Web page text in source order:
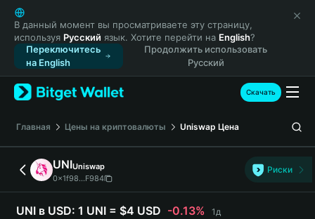
English
日本語
Tiếng Việt
Русский
Español (Latinoamérica)
Türkçe
Français
Deutsch
简体中文
繁體中文
Português (Portugal)
Bahasa Indonesia
В данный момент вы просматриваете эту страницу,
используя Русский язык. Хотите перейти на English?
Переключитесь
на English
Продолжить использовать
Русский
Скачать
Главная Цены на криптовалюты Uniswap Цена
UNIUniswap
0x1f98...F984
Риски
UNI в USD: 1 UNI = $4 USD -0.13% 1д